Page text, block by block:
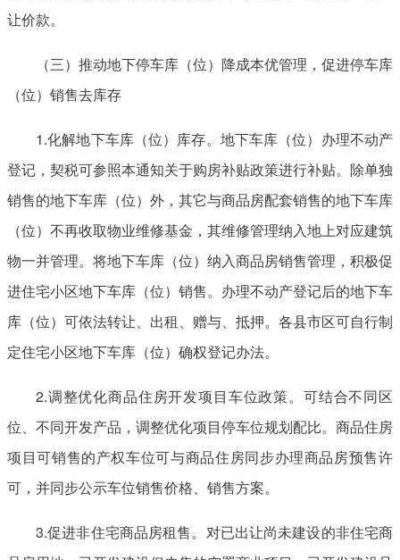
让价款。
（三）推动地下停车库（位）降成本优管理，促进停车库
（位）销售去库存
1.化解地下车库（位）库存。地下车库（位）办理不动产
登记，契税可参照本通知关于购房补贴政策进行补贴。除单独
销售的地下车库（位）外，其它与商品房配套销售的地下车库
（位）不再收取物业维修基金，其维修管理纳入地上对应建筑
物一并管理。将地下车库（位）纳入商品房销售管理，积极促
进住宅小区地下车库（位）销售。办理不动产登记后的地下车
库（位）可依法转让、出租、赠与、抵押。各县市区可自行制
定住宅小区地下车库（位）确权登记办法。
2.调整优化商品住房开发项目车位政策。可结合不同区
位、不同开发产品，调整优化项目停车位规划配比。商品住房
项目可销售的产权车位可与商品住房同步办理商品房预售许
可，并同步公示车位销售价格、销售方案。
3.促进非住宅商品房租售。对已出让尚未建设的非住宅商